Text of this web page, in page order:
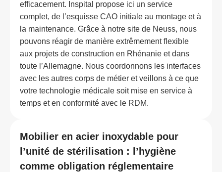
efficacement. Inspital propose ici un service
complet, de l’esquisse CAO initiale au montage et à
la maintenance. Grâce à notre site de Neuss, nous
pouvons réagir de manière extrêmement flexible
aux projets de construction en Rhénanie et dans
toute l’Allemagne. Nous coordonnons les interfaces
avec les autres corps de métier et veillons à ce que
votre technologie médicale soit mise en service à
temps et en conformité avec le RDM.
Mobilier en acier inoxydable pour
l’unité de stérilisation : l’hygiène
comme obligation réglementaire